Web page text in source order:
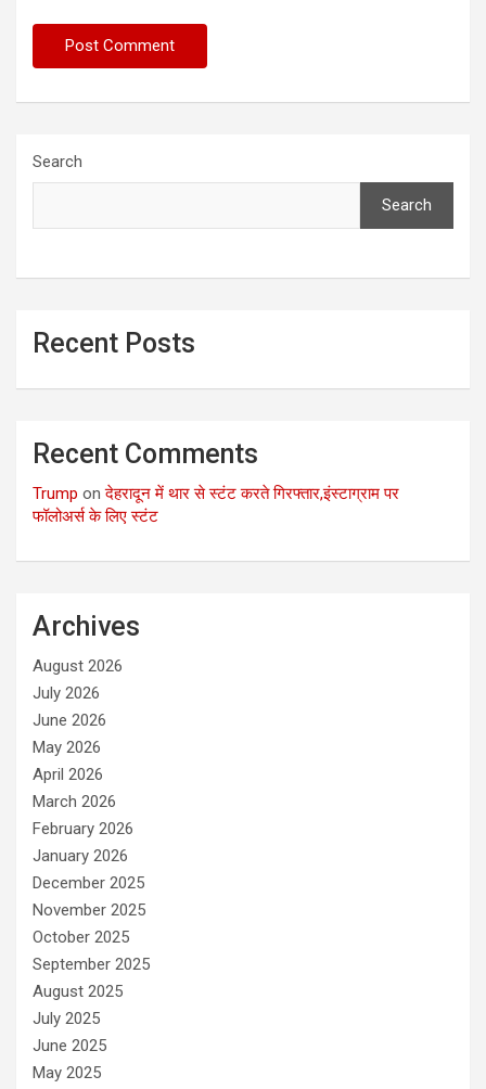
Search
Search
Recent Posts
Recent Comments
Trump onदेहरादून में थार से स्टंट करते गिरफ्तार,इंस्टाग्राम पर
फॉलोअर्स के लिए स्टंट
Archives
August 2026
July 2026
June 2026
May 2026
April 2026
March 2026
February 2026
January 2026
December 2025
November 2025
October 2025
September 2025
August 2025
July 2025
June 2025
May 2025